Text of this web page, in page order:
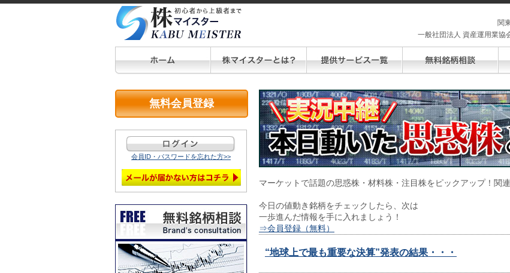
関
一般社団法人 資産運用業協
無料会員登録
会員ID・パスワードを忘れた方>>
マーケットで話題の思惑株・材料株・注目株をピックアップ！関
今日の値動き銘柄をチェックしたら、次は
一歩進んだ情報を手に入れましょう！
⇒会員登録（無料）
“地球上で最も重要な決算”発表の結果・・・